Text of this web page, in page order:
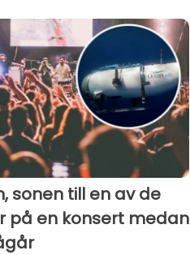
sonen till en av de
på en konsert medan